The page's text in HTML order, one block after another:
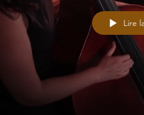
Lire